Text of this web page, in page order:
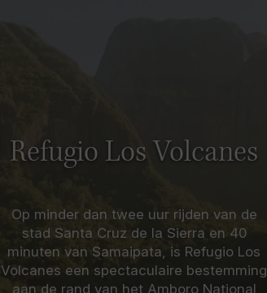
Refugio Los Volcanes
Op minder dan twee uur rijden van de
stad Santa Cruz de la Sierra en 40
minuten van Samaipata, is Refugio Los
Volcanes een spectaculaire bestemming
aan de rand van het Amboro National